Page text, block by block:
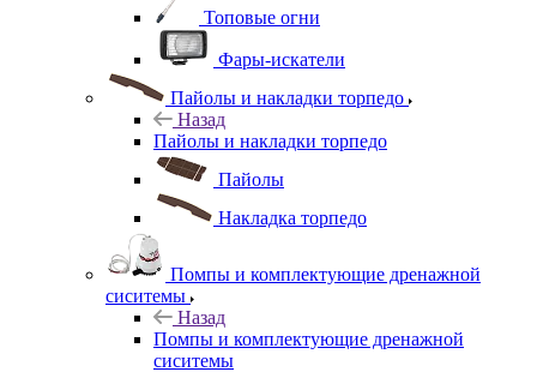
Топовые огни
Фары-искатели
Пайолы и накладки торпедо
Назад
Пайолы и накладки торпедо
Пайолы
Накладка торпедо
Помпы и комплектующие дренажной
сиситемы
Назад
Помпы и комплектующие дренажной
сиситемы